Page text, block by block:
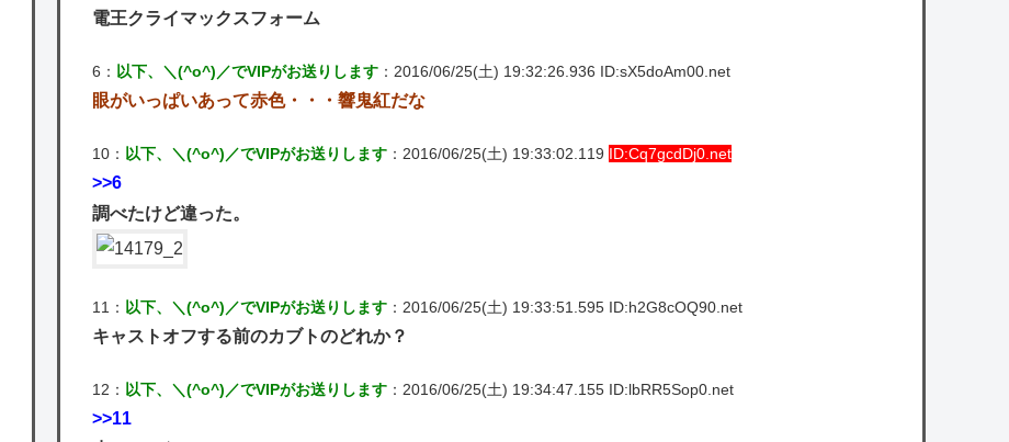
電王クライマックスフォーム
6： 以下、＼(^o^)／でVIPがお送りします ：2016/06/25(土) 19:32:26.936 ID:sX5doAm00.net
眼がいっぱいあって赤色・・・響鬼紅だな
10： 以下、＼(^o^)／でVIPがお送りします ：2016/06/25(土) 19:33:02.119 ID:Cq7gcdDj0.net
>>6
調べたけど違った。
11： 以下、＼(^o^)／でVIPがお送りします ：2016/06/25(土) 19:33:51.595 ID:h2G8cOQ90.net
キャストオフする前のカブトのどれか？
12： 以下、＼(^o^)／でVIPがお送りします ：2016/06/25(土) 19:34:47.155 ID:lbRR5Sop0.net
>>11